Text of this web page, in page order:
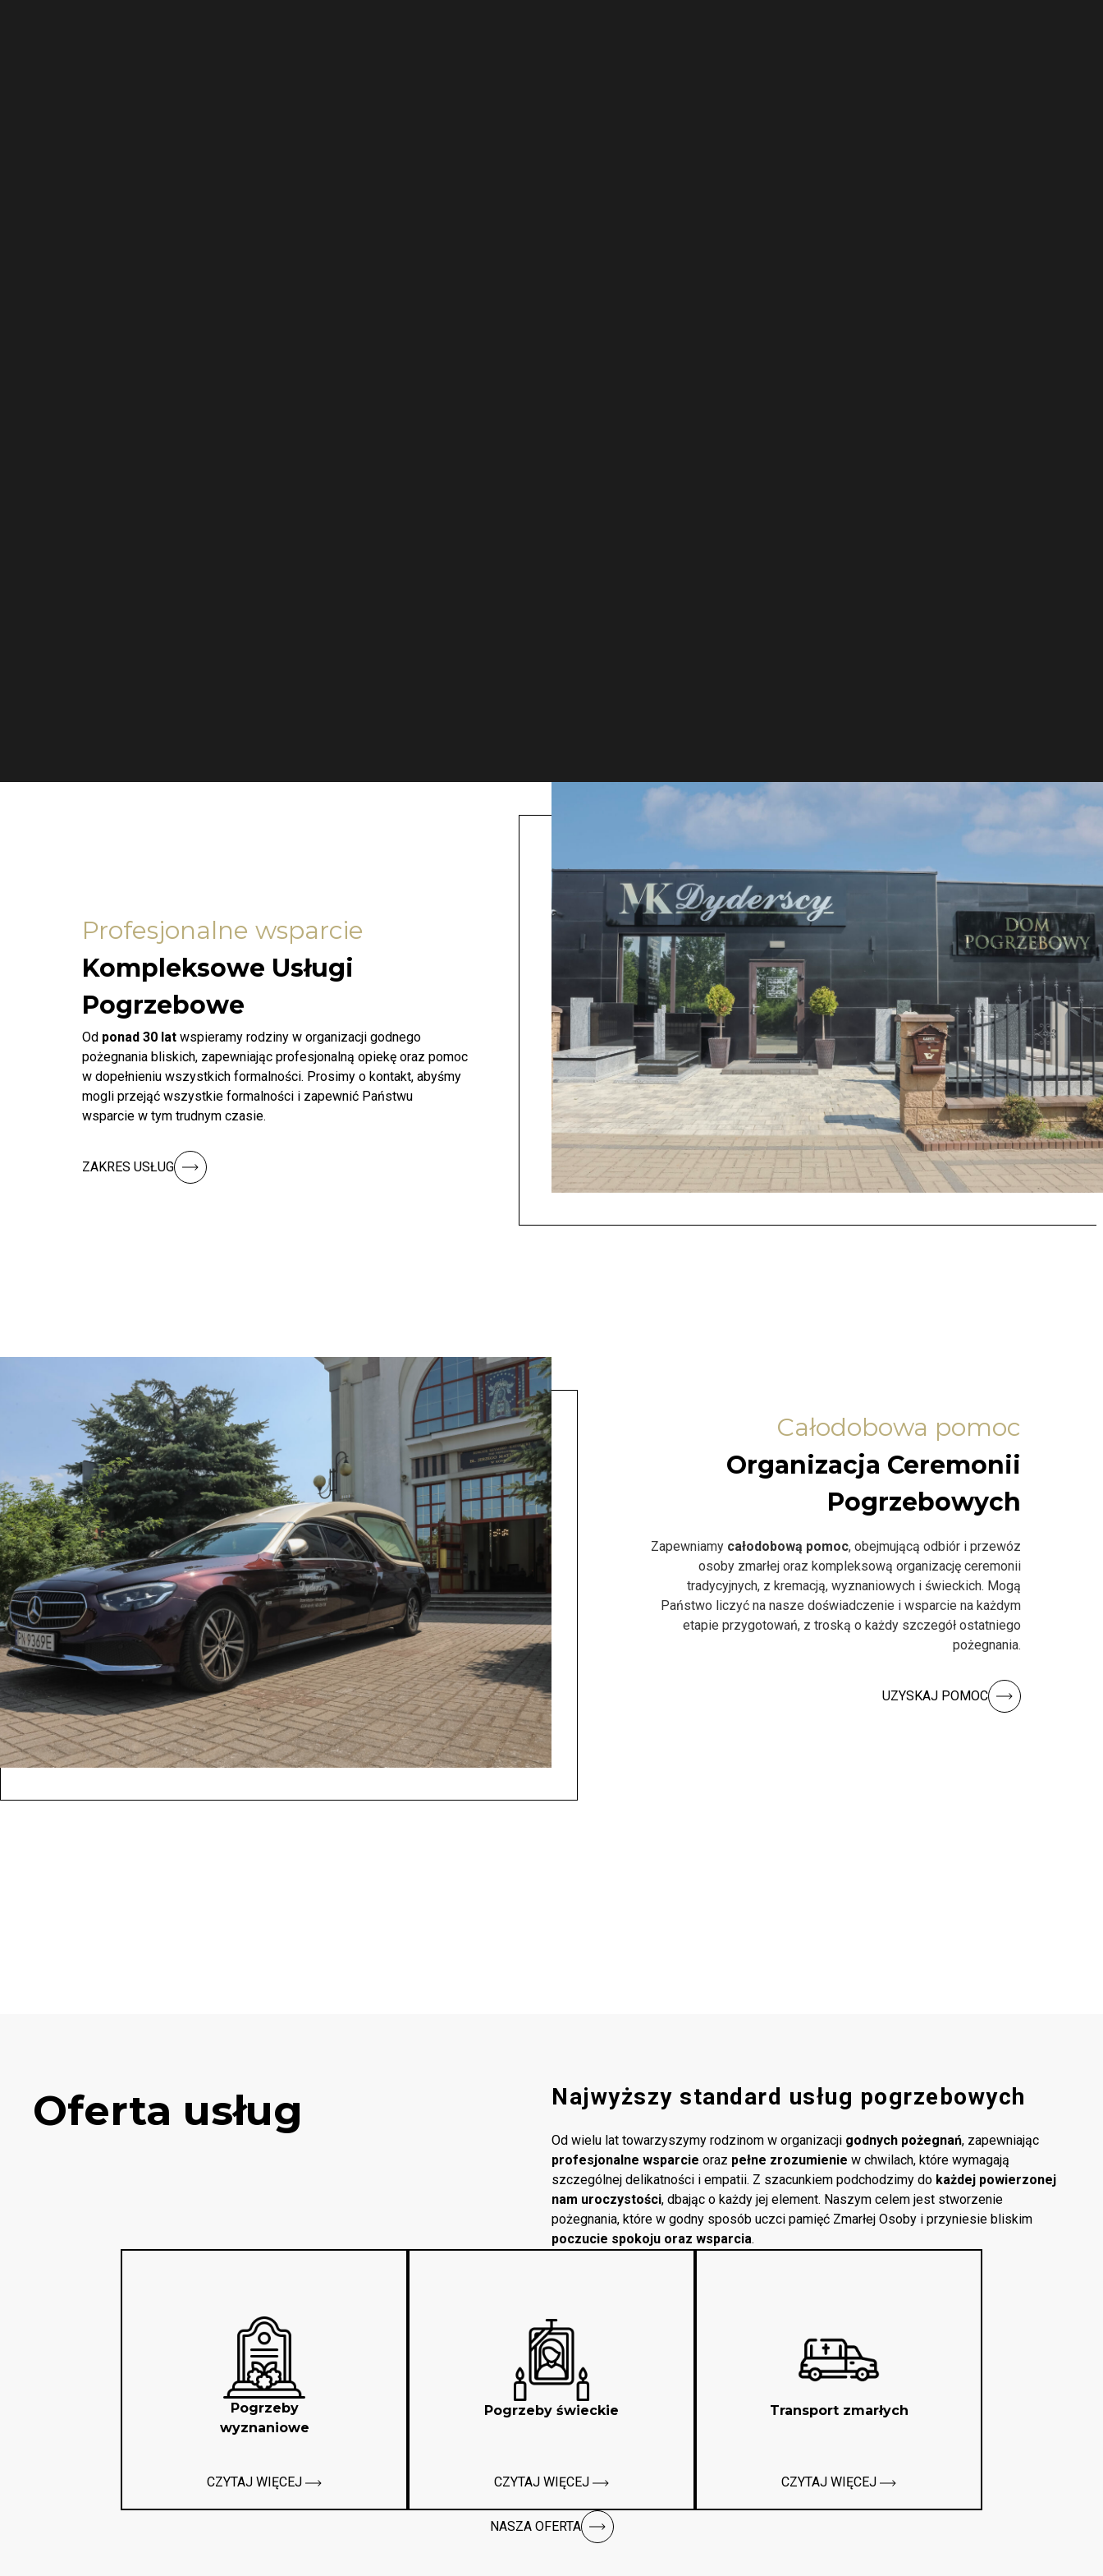
Profesjonalne wsparcie
Kompleksowe Usługi
Pogrzebowe
Od ponad 30 lat wspieramy rodziny w organizacji godnego
pożegnania bliskich, zapewniając profesjonalną opiekę oraz pomoc
w dopełnieniu wszystkich formalności. Prosimy o kontakt, abyśmy
mogli przejąć wszystkie formalności i zapewnić Państwu
wsparcie w tym trudnym czasie.
ZAKRES USŁUG
Całodobowa pomoc
Organizacja Ceremonii
Pogrzebowych
Zapewniamy całodobową pomoc, obejmującą odbiór i przewóz
osoby zmarłej oraz kompleksową organizację ceremonii
tradycyjnych, z kremacją, wyznaniowych i świeckich. Mogą
Państwo liczyć na nasze doświadczenie i wsparcie na każdym
etapie przygotowań, z troską o każdy szczegół ostatniego
pożegnania.
UZYSKAJ POMOC
Oferta usług Najwyższy standard usług pogrzebowych
Od wielu lat towarzyszymy rodzinom w organizacji godnych pożegnań, zapewniając
profesjonalne wsparcie oraz pełne zrozumienie w chwilach, które wymagają
szczególnej delikatności i empatii. Z szacunkiem podchodzimy do każdej powierzonej
nam uroczystości, dbając o każdy jej element. Naszym celem jest stworzenie
pożegnania, które w godny sposób uczci pamięć Zmarłej Osoby i przyniesie bliskim
poczucie spokoju oraz wsparcia.
Pogrzeby
wyznaniowe
CZYTAJ WIĘCEJ
Pogrzeby świeckie
CZYTAJ WIĘCEJ
Transport zmarłych
CZYTAJ WIĘCEJ
NASZA OFERTA